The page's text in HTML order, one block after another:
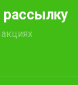
рассылку